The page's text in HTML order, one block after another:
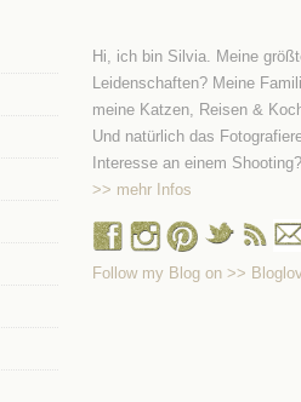
Hi, ich bin Silvia. Meine
Leidenschaften? Meine
meine Katzen, Reisen &
Und natürlich das
Interesse an einem Shooting?
>> mehr Infos
Follow my Blog on >>